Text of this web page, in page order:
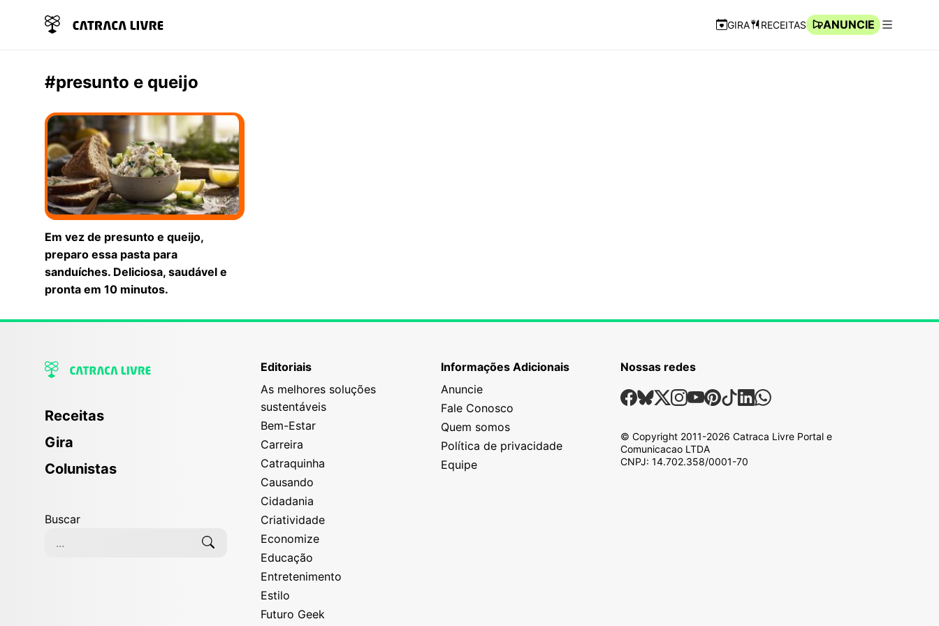
Navegação Rápida
GIRA RECEITAS
ANUNCIE
#presunto e queijo
Em vez de presunto e queijo,
preparo essa pasta para
sanduíches. Deliciosa, saudável e
pronta em 10 minutos.
Receitas
Gira
Colunistas
Buscar
Editoriais
As melhores soluções
sustentáveis
Bem-Estar
Carreira
Catraquinha
Causando
Cidadania
Criatividade
Economize
Educação
Entretenimento
Estilo
Futuro Geek
Informações Adicionais
Anuncie
Fale Conosco
Quem somos
Política de privacidade
Equipe
Nossas redes
Nossas Redes Sociais
Facebook
Bsky
X Instagram
Youtube
Pinterest
TiktokLinkedin
Whatsapp
© Copyright 2011-2026 Catraca Livre Portal e
Comunicacao LTDA
CNPJ: 14.702.358/0001-70